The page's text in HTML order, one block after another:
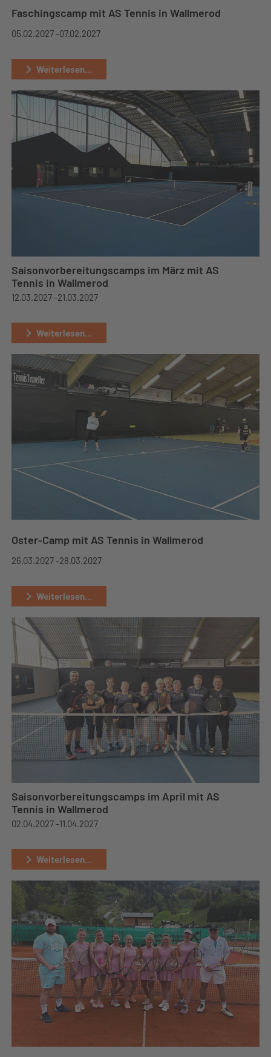
Faschingscamp mit AS Tennis in Wallmerod
05.02.2027 -07.02.2027
Weiterlesen...
Saisonvorbereitungscamps im März mit AS
Tennis in Wallmerod
12.03.2027 -21.03.2027
Weiterlesen...
Oster-Camp mit AS Tennis in Wallmerod
26.03.2027 -28.03.2027
Weiterlesen...
Saisonvorbereitungscamps im April mit AS
Tennis in Wallmerod
02.04.2027 -11.04.2027
Weiterlesen...